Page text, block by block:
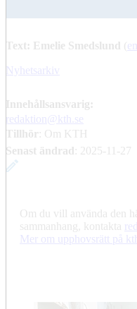
Text: Emelie Smedslund (
Nyhetsarkiv
Innehållsansvarig:
redaktion@kth.se
Tillhör
: Om KTH
Senast ändrad
2025-11-27
Om du vill använda den
sammanhang, kontakta
​​​​​​​Mer om upphovsrätt på